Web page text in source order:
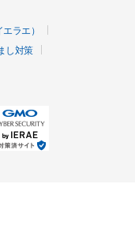
ラエ）
し対策